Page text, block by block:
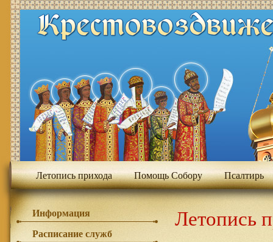
Летопись прихода Помощь Собору Псалтирь
Летопись
Информация
Расписание служб